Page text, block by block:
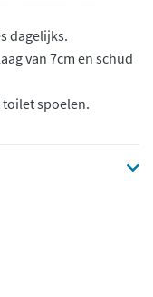
dagelijks.
van 7cm en schud
spoelen.